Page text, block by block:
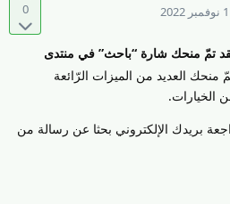
0 2022
تمّ منحك شارة “باحث” في منتدى
منحك العديد من الميزات الرّائعة
الخيارات.
بريدك الإلكتروني بحثا عن رسالة من